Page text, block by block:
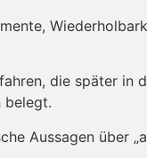
die später in
belegt.
Aussagen über